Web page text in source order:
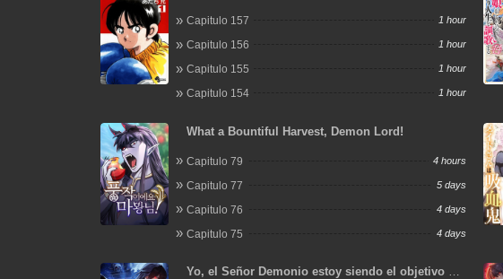
Capitulo 157 1 hour
Capitulo 156 1 hour
Capitulo 155 1 hour
Capitulo 154 1 hour
What a Bountiful Harvest, Demon Lord!
Capitulo 79 4 hours
Capitulo 77 5 days
Capitulo 76 4 days
Capitulo 75 4 days
Yo, el Señor Demonio estoy siendo el objetivo de